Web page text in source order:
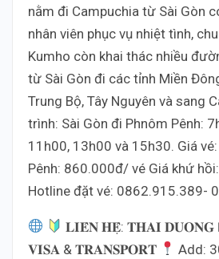
nằm đi Campuchia từ Sài Gòn
nhân viên phục vụ nhiệt tình,
Kumho còn khai thác nhiều
từ Sài Gòn đi các tỉnh Miền
Trung Bộ, Tây Nguyên và sang
trình: Sài Gòn đi Phnôm Pênh:
11h00, 13h00 và 15h30. Giá
Pênh: 860.000đ/ vé Giá khứ
Hotline đặt vé: 0862.915.389-
𝐋𝐈𝐄̂𝐍 𝐇𝐄̣̂: 𝐓𝐇𝐀𝐈 𝐃𝐔𝐎𝐍𝐆
𝐕𝐈𝐒𝐀 & 𝐓𝐑𝐀𝐍𝐒𝐏𝐎𝐑𝐓
Add: